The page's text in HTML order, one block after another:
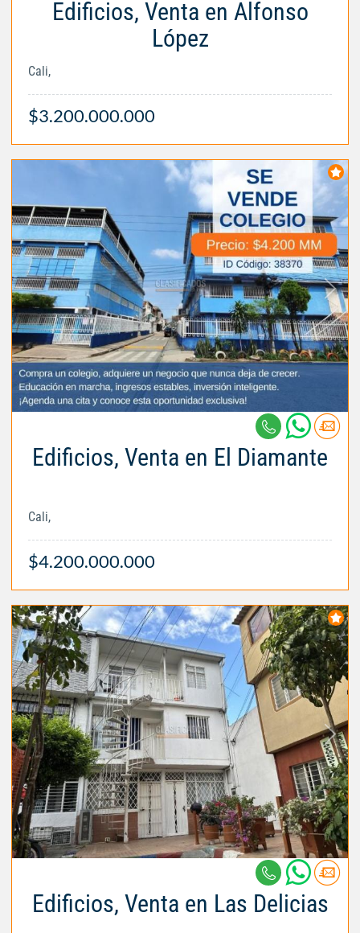
Edificios, Venta en Alfonso
López
Cali,
$3.200.000.000
Edificios, Venta en El Diamante
Cali,
$4.200.000.000
Edificios, Venta en Las Delicias